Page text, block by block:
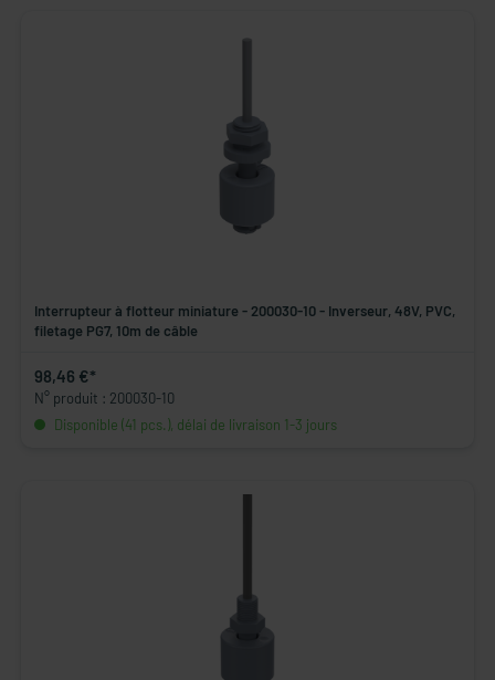
Interrupteur à flotteur miniature - 200030-10 - Inverseur, 48V, PVC,
filetage PG7, 10m de câble
98,46 €*
N° produit : 200030-10
Disponible (41 pcs.), délai de livraison 1-3 jours